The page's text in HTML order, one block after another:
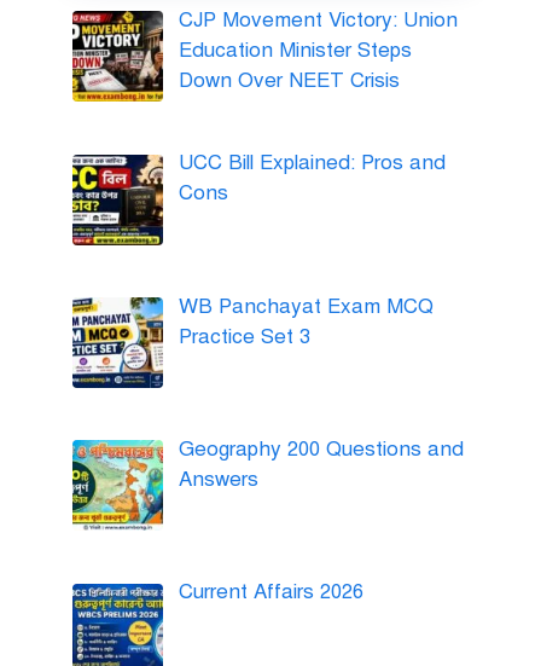
CJP Movement Victory: Union
Education Minister Steps
Down Over NEET Crisis
UCC Bill Explained: Pros and
Cons
WB Panchayat Exam MCQ
Practice Set 3
Geography 200 Questions and
Answers
Current Affairs 2026